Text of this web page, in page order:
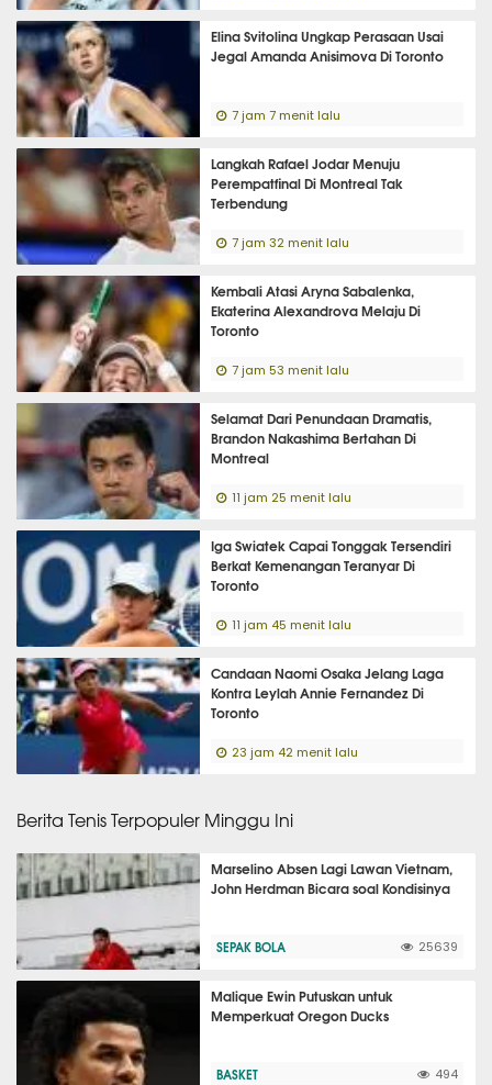
Elina Svitolina Ungkap Perasaan Usai
Jegal Amanda Anisimova Di Toronto
7 jam 7 menit lalu
Langkah Rafael Jodar Menuju
Perempatfinal Di Montreal Tak
Terbendung
7 jam 32 menit lalu
Kembali Atasi Aryna Sabalenka,
Ekaterina Alexandrova Melaju Di
Toronto
7 jam 53 menit lalu
Selamat Dari Penundaan Dramatis,
Brandon Nakashima Bertahan Di
Montreal
11 jam 25 menit lalu
Iga Swiatek Capai Tonggak Tersendiri
Berkat Kemenangan Teranyar Di
Toronto
11 jam 45 menit lalu
Candaan Naomi Osaka Jelang Laga
Kontra Leylah Annie Fernandez Di
Toronto
23 jam 42 menit lalu
Berita Tenis Terpopuler Minggu Ini
Marselino Absen Lagi Lawan Vietnam,
John Herdman Bicara soal Kondisinya
SEPAK BOLA 25639
Malique Ewin Putuskan untuk
Memperkuat Oregon Ducks
BASKET 494